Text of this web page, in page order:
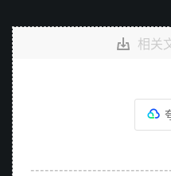
相关